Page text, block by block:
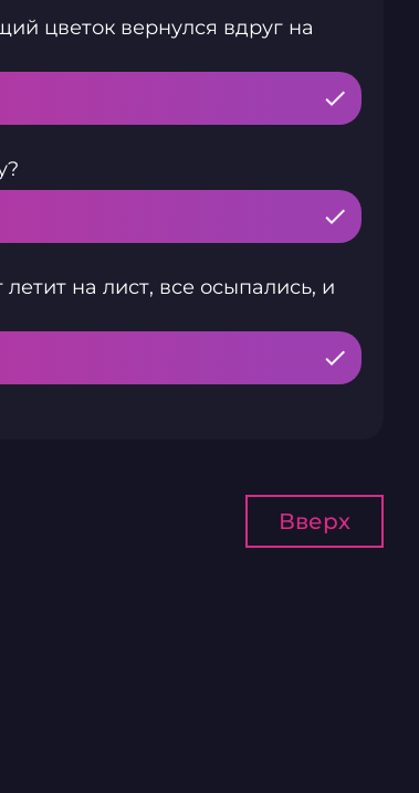
цветок вернулся вдруг на
на лист, все осыпались, и
Вверх